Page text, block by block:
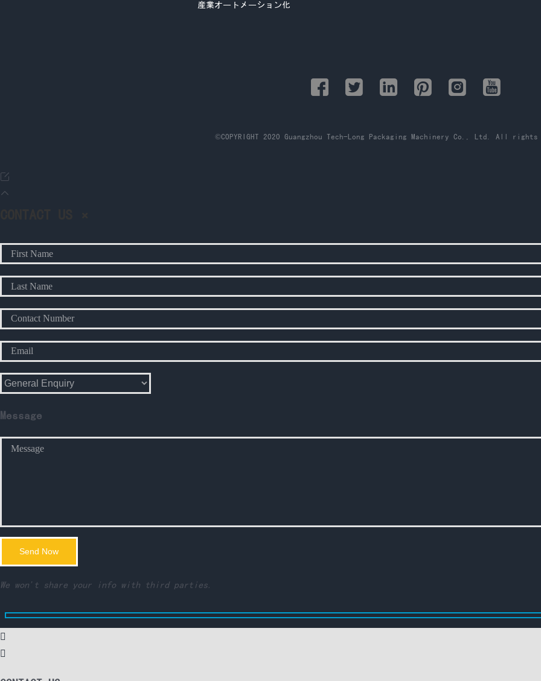
産業オートメーション化
©COPYRIGHT 2020 Guangzhou Tech-Long Packaging Machinery Co., Ltd. All
Message
We won't share your info with third parties.

